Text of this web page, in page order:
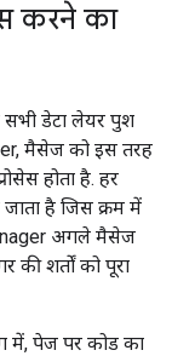
करने का
सभी डेटा लेयर पुश
मैसेज को इस तरह
होता है. हर
है जिस क्रम में
अगले मैसेज
की शर्तों को पूरा
में, पेज पर कोड का